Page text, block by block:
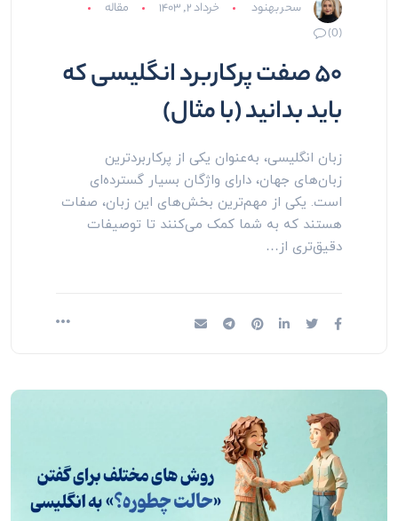
سحر بهنود خرداد ۲, ۱۴۰۳
مقاله
۵۰ صفت پرکاربرد انگلیسی که
باید بدانید (با مثال‌)
زبان انگلیسی، به‌عنوان یکی از پرکاربردترین
زبان‌های جهان، دارای واژگان بسیار گسترده‌ای
است. یکی از مهم‌ترین بخش‌های این زبان، صفات
هستند که به شما کمک می‌کنند تا توصیفات
دقیق‌تری از…